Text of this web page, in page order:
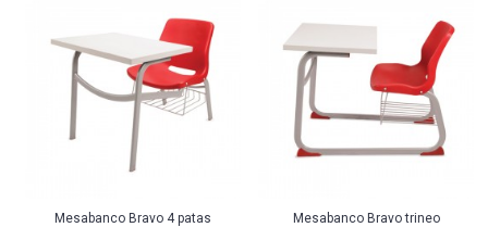
Mesabanco Bravo 4 patas Mesabanco Bravo trineo